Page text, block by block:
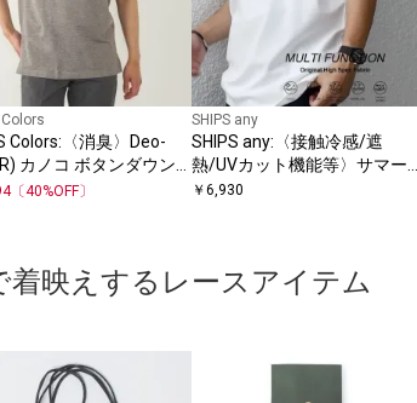
Colors
Colors:〈消臭〉Deo-
カノコ ボタンダウン
ャツ◇
〔40%OFF〕
SHIPS any
SHIPS any:〈接触冷感/遮
熱/UVカット機能等〉サマーフ
ァンクション 鹿の子 ボタンダ
￥ 6,930
着映えするレースアイテム